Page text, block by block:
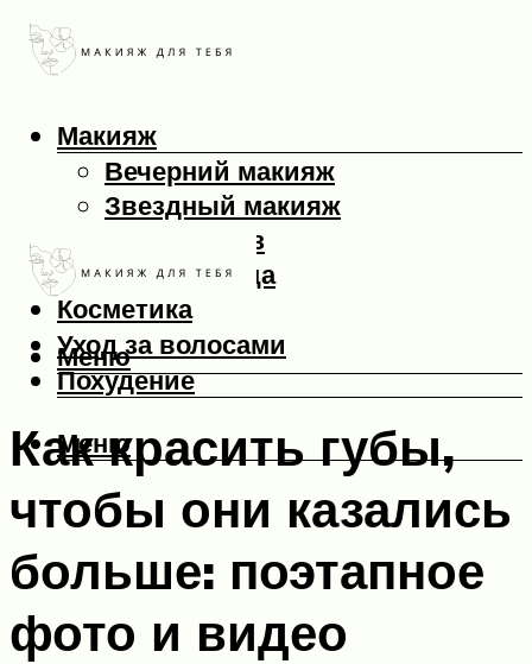
Макияж
Вечерний макияж
Звездный макияж
Макияж глаз
Макияж лица
Косметика
Уход за волосами
Похудение
Меню
Меню
Как красить губы,
чтобы они казались
больше: поэтапное
фото и видео